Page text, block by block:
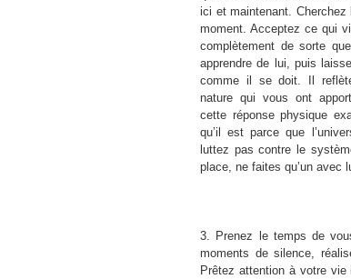
ici et maintenant.
moment. Acceptez ce qui
complètement de sorte
apprendre de lui, puis
comme il se doit. Il
nature qui vous ont
cette réponse physique
qu’il est parce que
luttez pas contre le
place, ne faites qu’un avec
3. Prenez le temps de
moments de silence,
Prêtez attention à votre vie